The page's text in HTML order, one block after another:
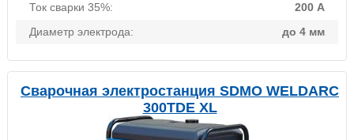
Ток сварки 35%:
200 А
Диаметр электрода:
до 4 мм
Сварочная электростанция SDMO WELDARC
300TDE XL